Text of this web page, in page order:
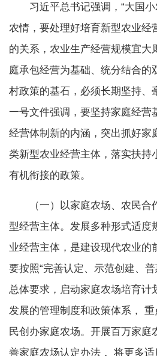
习近平总书记强调，“大国
农情，要处理好培育新型农业经
的关系，农业生产经营规模宜大
庭承包经营为基础、统分结合的
村政策的基石，必须长期坚持、
一号文件强调，要坚持家庭经营
经营体制新的内涵，突出抓好家
类新型农业经营主体，落实扶持
有机衔接的政策。
（一）以家庭农场、农民
型经营主体。发展多种形式适度
业经营主体，是建设现代农业的
要按照“完善认定、示范创建、
总体要求，启动家庭农场培育计
发展的管理制度和政策体系，
民创办家庭农场。开展百万家庭
善家庭农场认定办法， 将更多